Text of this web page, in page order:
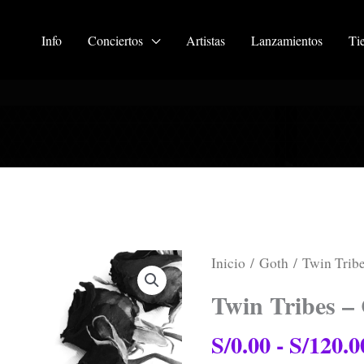
Info Conciertos Artistas Lanzamientos
Inicio /Goth / Twin
Twin Tribes –
S/0.00-S/
Twin
Tribes
Ceremony